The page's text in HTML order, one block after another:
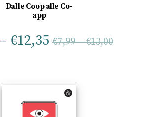
Dalle Coop alle Co-
app
– €12,35 €7,99–€13,00